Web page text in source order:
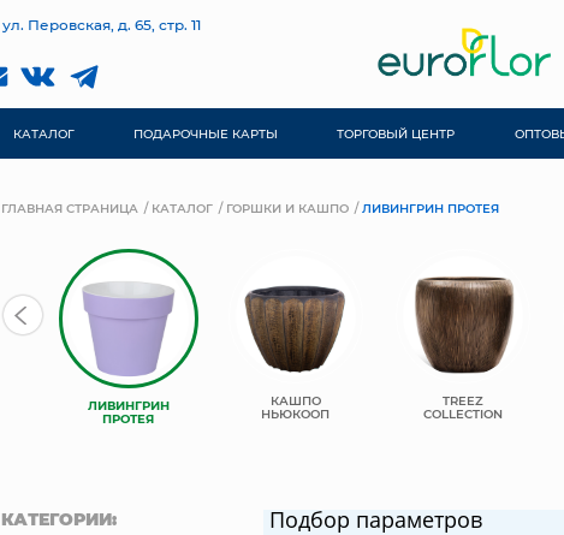
ул. Перовская, д. 65, стр. 11
КАТАЛОГ ПОДАРОЧНЫЕ КАРТЫ ТОРГОВЫЙ ЦЕНТР
ГЛАВНАЯ СТРАНИЦА КАТАЛОГ ГОРШКИ И КАШПО ЛИВИНГРИН ПРОТЕЯ
ЛИВИНГРИН
ПРОТЕЯ
КАШПО
НЬЮКООП
TREEZ
COLLECTION
Подбор параметров
КАТЕГОРИИ: